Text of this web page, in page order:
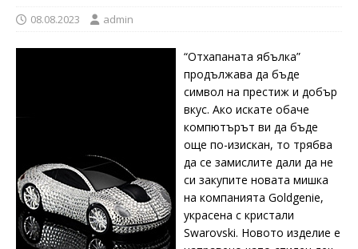
08.08.2023 admin
“Отхапаната ябълка”
продължава да бъде
символ на престиж и добър
вкус. Ако искате обаче
компютърът ви да бъде
още по-изискан, то трябва
да се замислите дали да не
си закупите новата мишка
на компанията Goldgenie,
украсена с кристали
Swarovski. Новото изделие е